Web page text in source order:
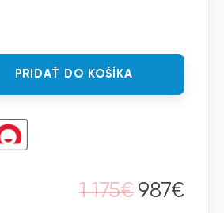
PRIDAŤ DO KOŠÍKA
1 175€
Pôvodná
987€
Aktuálna